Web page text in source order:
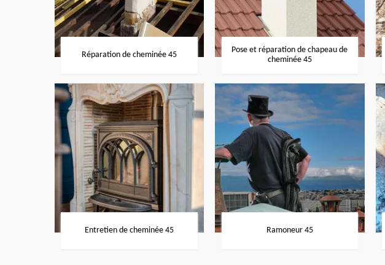
Réparation de cheminée 45
Pose et réparation de chapeau de
cheminée 45
Entretien de cheminée 45 Ramoneur 45